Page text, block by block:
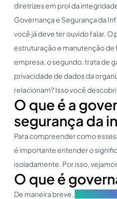
diretrizes em prol da
Governança e Segurança da
você já deve ter ouvido falar. O
estruturação e manutenção de
empresa; o segundo, trata de
privacidade de dados da
relacionam? Isso você
O que é a
segurança da
Para compreender como
é importante entender o
isoladamente. Por isso,
O que é
De maneira breve,